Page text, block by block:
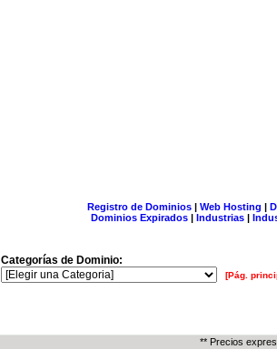
Registro de Dominios| Web Hosting |
Dominios Expirados | Industrias |
Categorías de Dominio:
[Pág.
** Precios